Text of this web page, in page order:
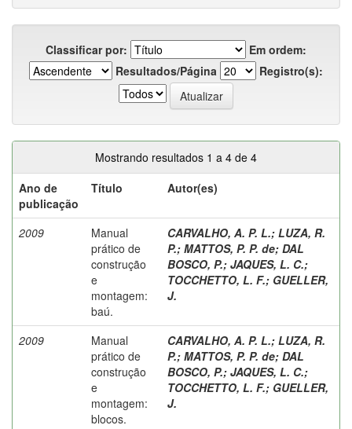
Classificar por:
Em ordem:
Resultados/Página
Registro(s):
Mostrando resultados 1 a 4 de 4
Ano de
publicação
Título Autor(es)
2009
Manual
prático de
construção
e
montagem:
baú.
CARVALHO, A. P. L.; LUZA, R.
P.; MATTOS, P. P. de; DAL
BOSCO, P.; JAQUES, L. C.;
TOCCHETTO, L. F.; GUELLER,
J.
2009
Manual
prático de
construção
e
montagem:
blocos.
CARVALHO, A. P. L.; LUZA, R.
P.; MATTOS, P. P. de; DAL
BOSCO, P.; JAQUES, L. C.;
TOCCHETTO, L. F.; GUELLER,
J.